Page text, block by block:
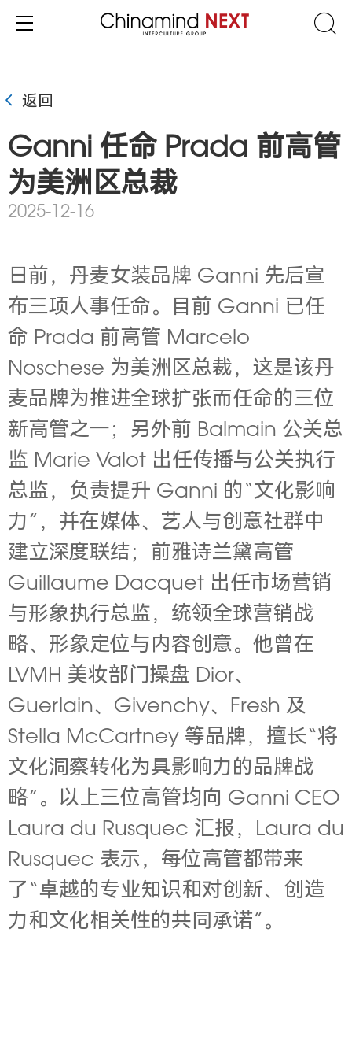
返回
Ganni 任命 Prada 前高管
为美洲区总裁
2025-12-16
日前，丹麦女装品牌 Ganni 先后宣
布三项人事任命。目前 Ganni 已任
命 Prada 前高管 Marcelo
Noschese 为美洲区总裁，这是该丹
麦品牌为推进全球扩张而任命的三位
新高管之一；另外前 Balmain 公关总
监 Marie Valot 出任传播与公关执行
总监，负责提升 Ganni 的“文化影响
力”，并在媒体、艺人与创意社群中
建立深度联结；前雅诗兰黛高管
Guillaume Dacquet 出任市场营销
与形象执行总监，统领全球营销战
略、形象定位与内容创意。他曾在
LVMH 美妆部门操盘 Dior、
Guerlain、Givenchy、Fresh 及
Stella McCartney 等品牌，擅长“将
文化洞察转化为具影响力的品牌战
略”。以上三位高管均向 Ganni CEO
Laura du Rusquec 汇报，Laura du
Rusquec 表示，每位高管都带来
了“卓越的专业知识和对创新、创造
力和文化相关性的共同承诺”。